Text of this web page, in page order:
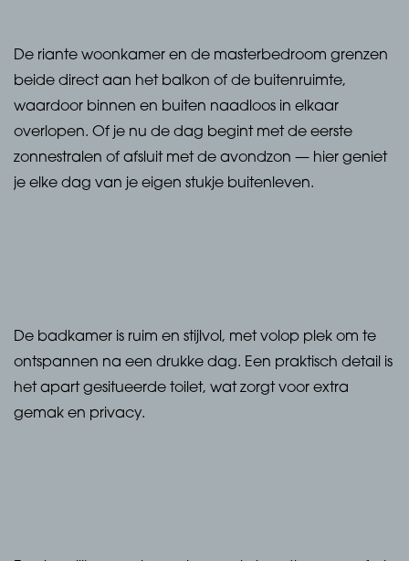
De riante woonkamer en de masterbedroom grenzen
beide direct aan het balkon of de buitenruimte,
waardoor binnen en buiten naadloos in elkaar
overlopen. Of je nu de dag begint met de eerste
zonnestralen of afsluit met de avondzon — hier geniet
je elke dag van je eigen stukje buitenleven.
De badkamer is ruim en stijlvol, met volop plek om te
ontspannen na een drukke dag. Een praktisch detail is
het apart gesitueerde toilet, wat zorgt voor extra
gemak en privacy.